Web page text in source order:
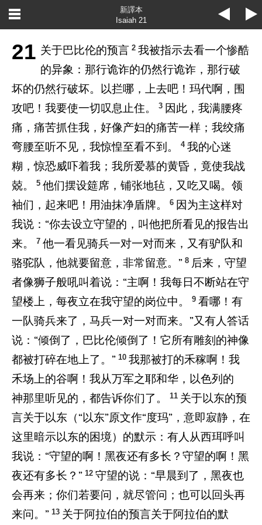
新譯本
Isaiah 21
21 关于巴比伦的预言 2我被指示去看一个惨酷
的异象：那行诡诈的仍然行诡诈，那行破
坏的仍然行破坏。以拦哪，上去吧！玛代啊，围
攻吧！我要使一切叹息止住。
3 因此，我满腰疼
痛，痛苦抓住我，好像产妇的痛苦一样；我绞痛
弯腰至听不见，我惊惶至看不到。
4 我的心迷
糊，惊恐威吓着我；我所爱慕的黄昏，竟使我战
兢。
5 他们摆设筵席，铺张地毡，又吃又喝。领
袖们，起来吧！用油抹净盾牌。
6 因为主这样对
我说：“你去设立守望的，叫他把所看见的报告出
来。
7 他一看见骑兵一对一对而来，又有驴队和
骆驼队，他就要留意，非常留意。” 8 后来，守望
者像狮子般吼叫着说：“主啊！我每日不断站在守
望楼上，每夜立在我守望的岗位中。
9 看哪！有
一队骑兵来了，马兵一对一对而来。”又有人答话
说：“倾倒了，巴比伦倾倒了！它所有雕刻的神像
都被打碎在地上了。” 10 我那被打的禾稼啊！我
禾场上的谷啊！我从万军之耶和华，以色列的
神那里听见的，都告诉你们了。
11 关于以东的预
言关于以东（“以东”原文作“度玛”，意即寂静，在
这里暗示以东的困境）的默示：有人从西珥呼叫
我说：“守望的啊！黑夜还有多长？守望的啊！黑
夜还有多长？” 12 守望的说：“早晨到了，黑夜也
会再来；你们若要问，就尽管问；也可以回头再
来问。” 13 关于阿拉伯的预言关于阿拉伯的默